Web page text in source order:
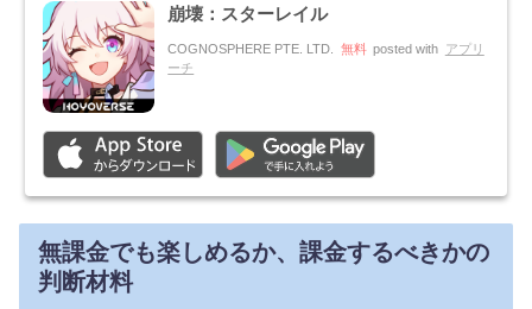
崩壊：スターレイル
COGNOSPHERE PTE. LTD. 無料 posted with アプリ
ーチ
無課金でも楽しめるか、課金するべきかの
判断材料